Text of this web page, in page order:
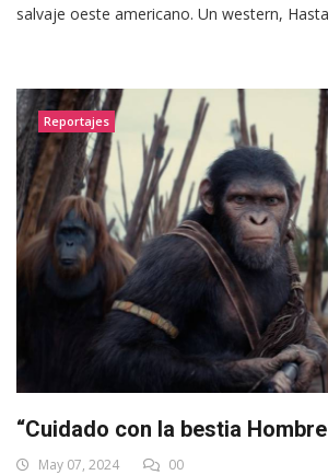
salvaje oeste americano. Un western,
Reportajes
“Cuidado con la bestia
May 07, 2024 00